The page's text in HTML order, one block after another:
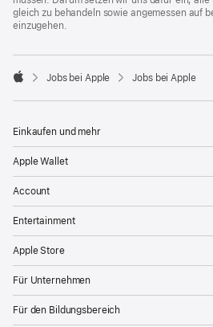
gleich zu behandeln sowie angemessen auf
einzugehen.

Jobs bei Apple Jobs bei Apple
Einkaufen und mehr
Apple Wallet
Account
Entertainment
Apple Store
Für Unternehmen
Für den Bildungsbereich